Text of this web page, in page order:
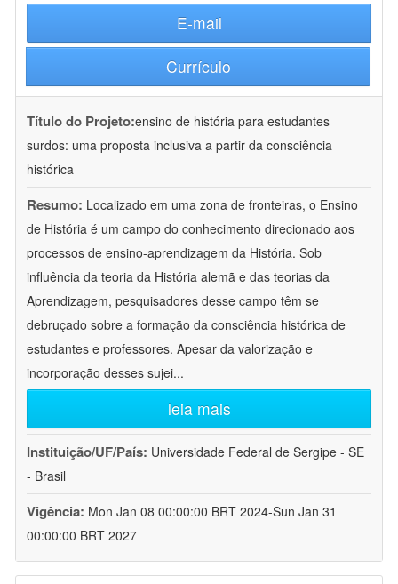
E-mail
Currículo
Título do Projeto:ensino de história para estudantes
surdos: uma proposta inclusiva a partir da consciência
histórica
Resumo: Localizado em uma zona de fronteiras, o Ensino
de História é um campo do conhecimento direcionado aos
processos de ensino-aprendizagem da História. Sob
influência da teoria da História alemã e das teorias da
Aprendizagem, pesquisadores desse campo têm se
debruçado sobre a formação da consciência histórica de
estudantes e professores. Apesar da valorização e
incorporação desses sujei...
leia mais
Instituição/UF/País: Universidade Federal de Sergipe - SE
- Brasil
Vigência: Mon Jan 08 00:00:00 BRT 2024-Sun Jan 31
00:00:00 BRT 2027